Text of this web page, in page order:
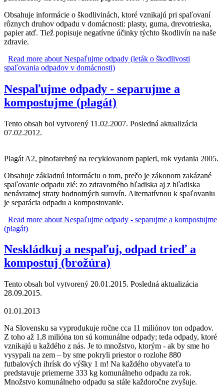
Obsahuje informácie o škodlivinách, ktoré vznikajú pri spaľovaní
rôznych druhov odpadu v domácnosti: plasty, guma, drevotrieska,
papier atď. Tiež popisuje negatívne účinky týchto škodlivín na naše
zdravie.
Read more about Nespaľujme odpady (leták o škodlivosti
spaľovania odpadov v domácnosti)
Nespaľujme odpady - separujme a
kompostujme (plagát)
Tento obsah bol vytvorený 11.02.2007. Posledná aktualizácia
07.02.2012.
Plagát A2, plnofarebný na recyklovanom papieri, rok vydania 2005.
Obsahuje základnú informáciu o tom, prečo je zákonom zakázané
spaľovanie odpadu zlé: zo zdravotného hľadiska aj z hľadiska
nenávratnej straty hodnotných surovín. Alternatívnou k spaľovaniu
je separácia odpadu a kompostovanie.
Read more about Nespaľujme odpady - separujme a kompostujme
(plagát)
Neskládkuj a nespaľuj, odpad trieď a
kompostuj (brožúra)
Tento obsah bol vytvorený 20.01.2015. Posledná aktualizácia
28.09.2015.
01.01.2013
Na Slovensku sa vyprodukuje ročne cca 11 miliónov ton odpadov.
Z toho až 1,8 milióna ton sú komunálne odpady; teda odpady, ktoré
vznikajú u každého z nás. Je to množstvo, ktorým - ak by sme ho
vysypali na zem – by sme pokryli priestor o rozlohe 880
futbalových ihrísk do výšky 1 m! Na každého obyvateľa to
predstavuje priemerne 333 kg komunálneho odpadu za rok.
Množstvo komunálneho odpadu sa stále každoročne zvyšuje.